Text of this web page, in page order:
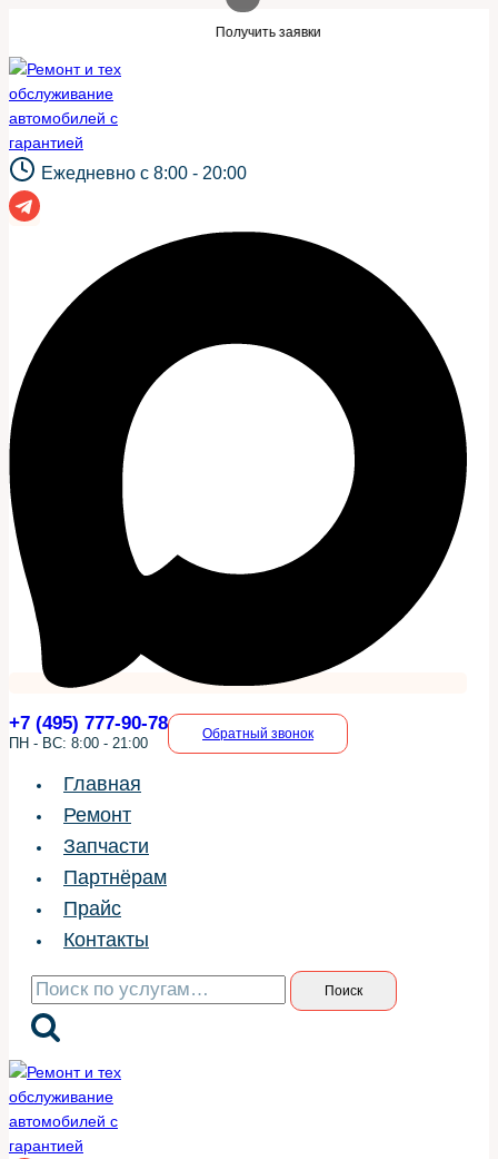
содержимому
Нужны заявки для
Ежедневно с 8:00 - 20:00
+7 (495) 777-90-78
ПН - ВС: 8:00 - 21:00
Обратный звонок
Главная
Ремонт
Запчасти
Партнёрам
Прайс
Контакты
Искать: Поиск